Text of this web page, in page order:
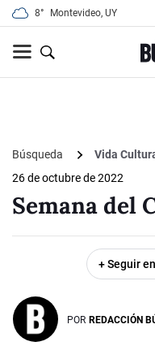
8° Montevideo, UY
Búsqueda
Vida
26 de octubre de 2022
Semana del
+ Seguir en
POR REDACCIÓN